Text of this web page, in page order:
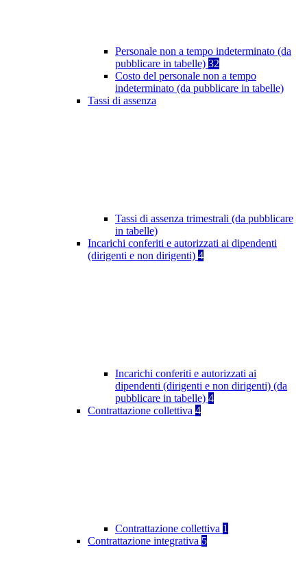
Personale non a tempo indeterminato (da
pubblicare in tabelle) 32
Costo del personale non a tempo
indeterminato (da pubblicare in tabelle)
Tassi di assenza
Tassi di assenza trimestrali (da pubblicare
in tabelle)
Incarichi conferiti e autorizzati ai dipendenti
(dirigenti e non dirigenti) 4
Incarichi conferiti e autorizzati ai
dipendenti (dirigenti e non dirigenti) (da
pubblicare in tabelle) 4
Contrattazione collettiva 4
Contrattazione collettiva 1
Contrattazione integrativa 5